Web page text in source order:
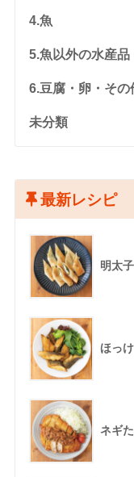
4.魚
5.魚以外の水産品
6.豆腐・卵・その
未分類
最新レシピ
明太
ほっ
ネギ